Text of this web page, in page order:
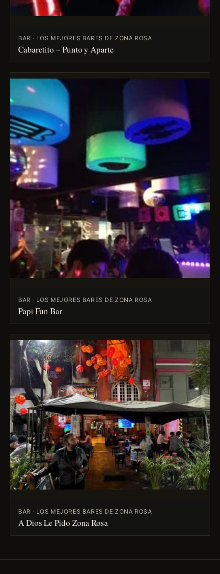
BAR · LOS MEJORES BARES DE ZONA ROSA
Cabaretito – Punto y Aparte
BAR · LOS MEJORES BARES DE ZONA ROSA
Papi Fun Bar
BAR · LOS MEJORES BARES DE ZONA ROSA
A Dios Le Pido Zona Rosa